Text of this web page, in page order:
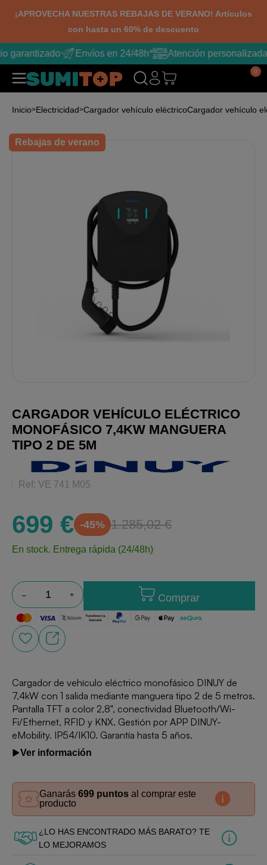
¡APROVECHA NUESTRAS REBAJAS DE VERANO! Artículos
con hasta un 60% de descuento
garantizado Envíos en 24/48h* Atención personalizada
0
Inicio Electricidad Cargador vehículo eléctricoCargador vehículo
Rebajas de verano
CARGADOR VEHÍCULO ELÉCTRICO
MONOFÁSICO 7,4KW MANGUERA
TIPO 2 DE 5M
Ref: VE 741 M05
699 € -45% 1.285,02 €
En stock. Entrega rápida (24/48h)
Comprar
Cargador de vehículo eléctrico monofásico DINUY de
7,4kW con 1 salida mediante manguera tipo 2 de 5 metros.
Pantalla TFT a color 2,8", conectividad Bluetooth/Wi-
Fi/Ethernet, RFID y KNX. Gestión por APP DINUY-
eMobility. IP54/IK10. Garantía hasta 5 años.
Ver información
Ganarás 699 puntos al comprar este
producto
¿LO HAS ENCONTRADO MÁS BARATO? TE
LO MEJORAMOS